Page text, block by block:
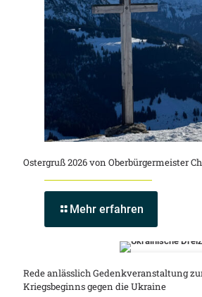
Ostergruß 2026 von Oberbürgermeister
Mehr erfahren
Rede anlässlich Gedenkveranstaltung
Kriegsbeginns gegen die Ukraine